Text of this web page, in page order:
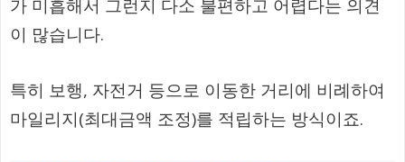
가 미흡해서 그런지 다소 불편하고 어렵다는 의견
이 많습니다.
특히 보행, 자전거 등으로 이동한 거리에 비례하여
마일리지(최대금액 조정)를 적립하는 방식이죠.